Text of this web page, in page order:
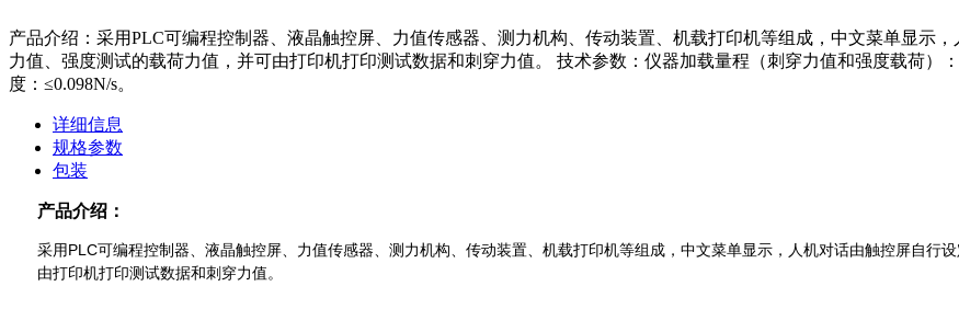
产品介绍：采用PLC可编程控制器、液晶触控屏、力值传感器、测力机构、传动装置、机载打印机等组成，中文菜单显示
力值、强度测试的载荷力值，并可由打印机打印测试数据和刺穿力值。 技术参数：仪器加载量程（刺穿力值和强度载荷）
度：≤0.098N/s。
详细信息
规格参数
包装
产品介绍：
采用PLC可编程控制器、液晶触控屏、力值传感器、测力机构、传动装置、机载打印机等组成，中文菜单显示，人机对话由触控屏自行
由打印机打印测试数据和刺穿力值。